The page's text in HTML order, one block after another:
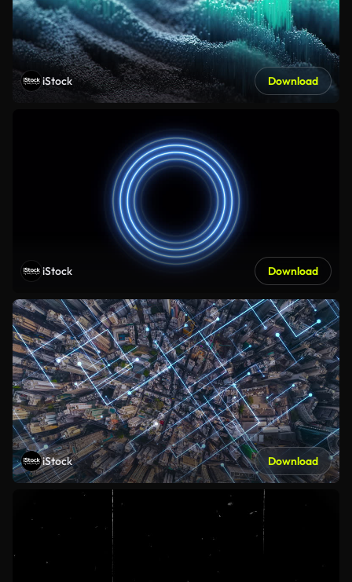
iStock Download
iStock Download
iStock Download